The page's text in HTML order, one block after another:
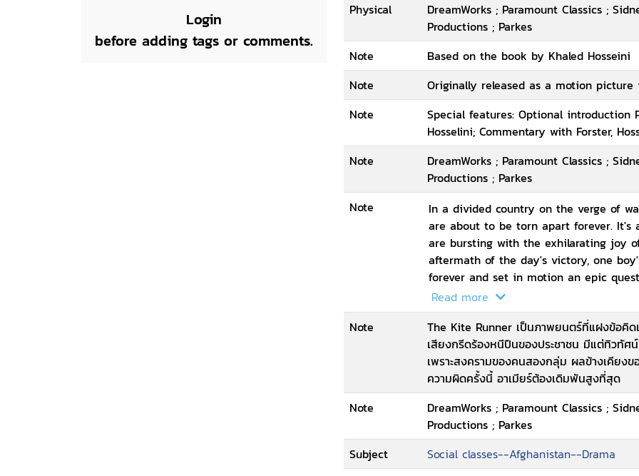
Login
before adding tags or comments.
Physical
DreamWorks ; Paramount Classics ;
Productions ; Parkes
Note
Based on the book by Khaled Hosseini
Note
Originally released as a motion picture
Note
Special features: Optional introduction
Hosselini; Commentary with Forster,
Note
DreamWorks ; Paramount Classics ;
Productions ; Parkes
Note
In a divided country on the verge of
are about to be torn apart forever. It's
are bursting with the exhilarating joy
aftermath of the day's victory, one
forever and set in motion an epic
living in America, Amir returns to a
one last daring chance to set things
Read more
Note
The Kite Runner เป็นภาพยนตร์ที่แฝงข้อคิ
เสียงกรีดร้องหนีปืนของประชาชน มีแต่ทิวทัศ
เพราะสงครามของคนสองกลุ่ม ผลข้างเคียงข
ความผิดครั้งนี้ อาเมียร์ต้องเดิมพันสูงที่สุด
Note
DreamWorks ; Paramount Classics ;
Productions ; Parkes
Subject
Social classes--Afghanistan--Drama